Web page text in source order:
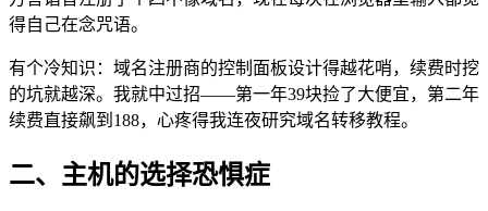
得自己在念咒语。
有个冷知识：域名注册商的控制面板设计得越花哨，续费时挖
的坑就越深。我就中过招——第一年39块捡了大便宜，第二年
续费直接飙到188，心疼得我连夜研究域名转移教程。
二、主机的选择恐惧症